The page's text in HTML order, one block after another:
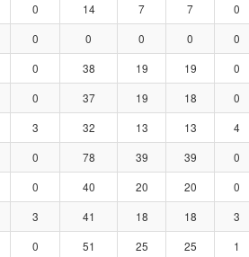
0 14 7 7 0
0 0 0 0 0
0 38 19 19 0
0 37 19 18 0
3 32 13 13 4
0 78 39 39 0
0 40 20 20 0
3 41 18 18 3
0 51 25 25 1